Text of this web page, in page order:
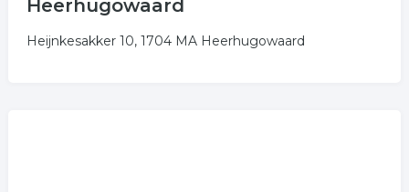
Heerhugowaard
Heijnkesakker 10, 1704 MA Heerhugowaard